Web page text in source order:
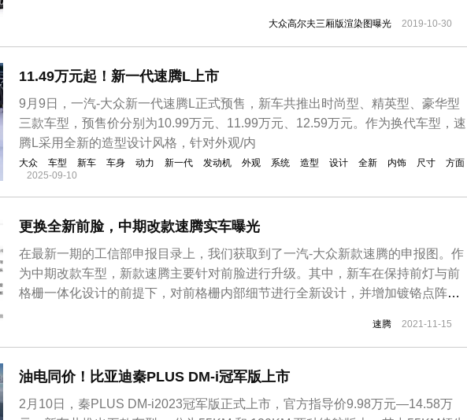
了双天使眼的造型，大灯之间采用了一个缝隙式的造型。侧面造型同样如出一
辙，因为是一款三厢版的车型，所以渲染的C柱结构...
大众高尔夫三厢版渲染图曝光 2019-10-30
11.49万元起！新一代速腾L上市
9月9日，一汽-大众新一代速腾L正式预售，新车共推出时尚型、精英型、豪华型
三款车型，预售价分别为10.99万元、11.99万元、12.59万元。作为换代车型，速
腾L采用全新的造型设计风格，针对外观/内
大众 车型 新车 车身 动力 新一代 发动机 外观 系统 造型 设计 全新 内饰 尺寸
方面
2025-09-10
更换全新前脸，中期改款速腾实车曝光
在最新一期的工信部申报目录上，我们获取到了一汽-大众新款速腾的申报图。作
为中期改款车型，新款速腾主要针对前脸进行升级。其中，新车在保持前灯与前
格栅一体化设计的前提下，对前格栅内部细节进行全新设计，并增加镀铬点阵式
4791/1801/1465mm，轴距为2731mm。作为参考，现...
速腾 2021-11-15
油电同价！比亚迪秦PLUS DM-i冠军版上市
2月10日，秦PLUS DM-i2023冠军版正式上市，官方指导价9.98万元—14.58万